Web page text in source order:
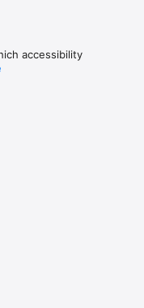
.
accessibility